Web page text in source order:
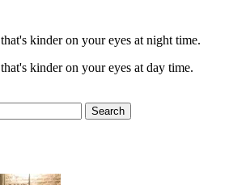
kinder on your eyes at night time.
kinder on your eyes at day time.
Search